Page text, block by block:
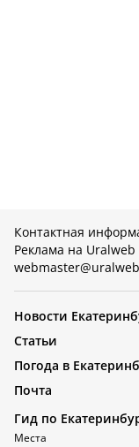
Контактная
Реклама на Uralweb
Новости
Статьи
Погода в
Почта
Гид по
Места